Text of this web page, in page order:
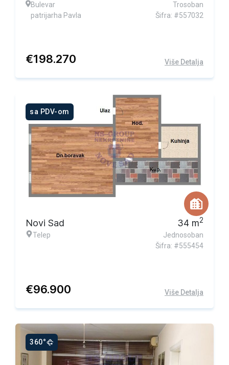
Bulevar
patrijarha Pavla
Trosoban
Šifra: #557032
€198.270 Više Detalja
sa PDV-om
Novi Sad
Telep
34 m2
Jednosoban
Šifra: #555454
€96.900 Više Detalja
360°